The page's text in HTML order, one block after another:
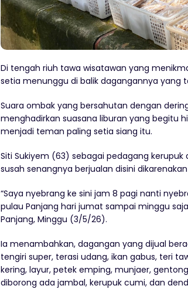
Di tengah riuh tawa wisatawan yang
setia menunggu di balik dagangannya yang
Suara ombak yang bersahutan dengan
menghadirkan suasana liburan yang begitu
menjadi teman paling setia siang itu.
Siti Sukiyem (63) sebagai pedagang
susah senangnya berjualan disini
“Saya nyebrang ke sini jam 8 pagi nanti
pulau Panjang hari jumat sampai minggu
Panjang, Minggu (3/5/26).
Ia menambahkan, dagangan yang dijual
tengiri super, terasi udang, ikan gabus, teri
kering, layur, petek emping, munjaer,
diborong ada jambal, kerupuk cumi, dan